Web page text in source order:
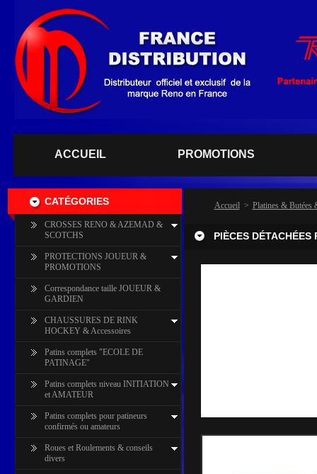
ACCUEIL PROMOTIONS
CATÉGORIES
CROSSES RENO & AZEMAD &
SCOTCHS
PROTECTIONS JOUEUR &
PROMOTIONS
Correspondance taille JOUEUR &
GARDIEN
CHAUSSURES DE RINK
HOCKEY & Accessoires
Patins complets "ECOLE DE
PATINAGE"
Patins complets niveau INITIATION
et AMATEUR
Patins complets pour patineurs
confirmés ou amateurs
Roues et Roulements & conseils
divers
Accueil > Platines & Butées
PIÈCES